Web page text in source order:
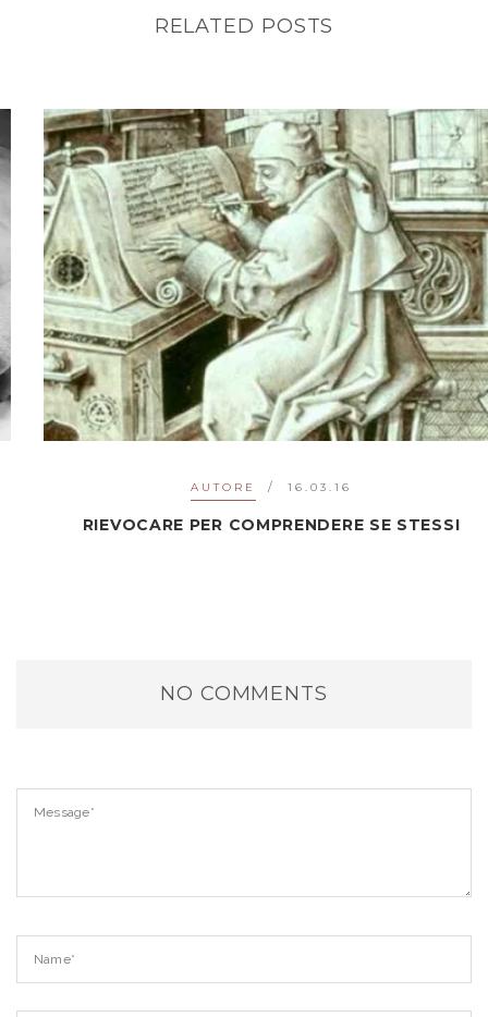
RELATED POSTS
AUTORE 16.03.16
RIEVOCARE PER COMPRENDERE SE STESSI
NO COMMENTS